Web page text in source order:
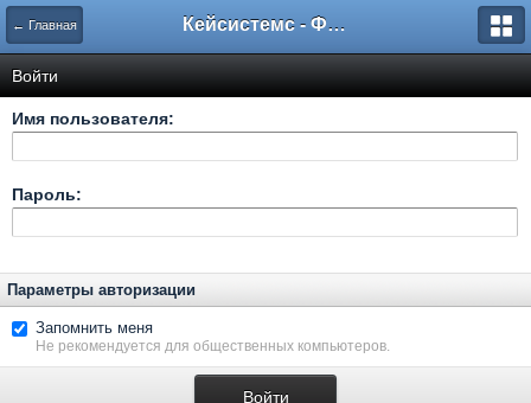
← Главная Кейсистемс - Форумы
Войти
Имя пользователя:
Пароль:
Параметры авторизации
Запомнить меня
Не рекомендуется для общественных компьютеров.